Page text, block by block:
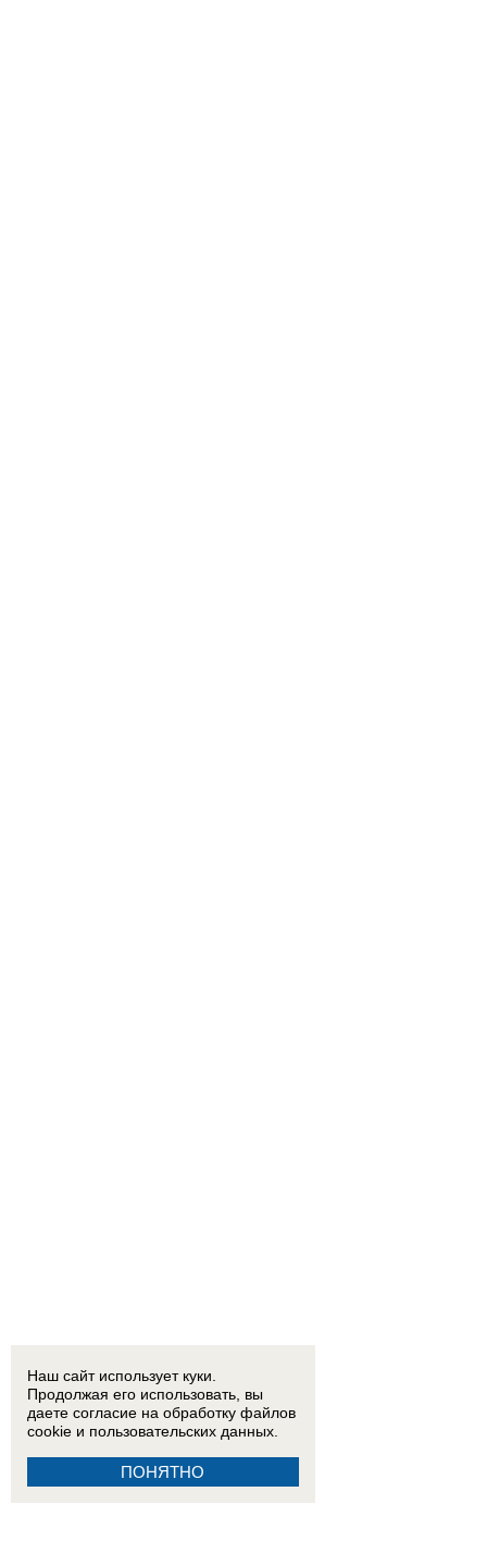
Наш сайт использует куки.
Продолжая его использовать, вы
даете согласие на обработку файлов
cookie и пользовательских данных.
ПОНЯТНО